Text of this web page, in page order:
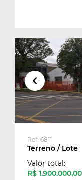
Ref: 6811
Terreno / Lote
Valor total:
R$ 1.900.000,00